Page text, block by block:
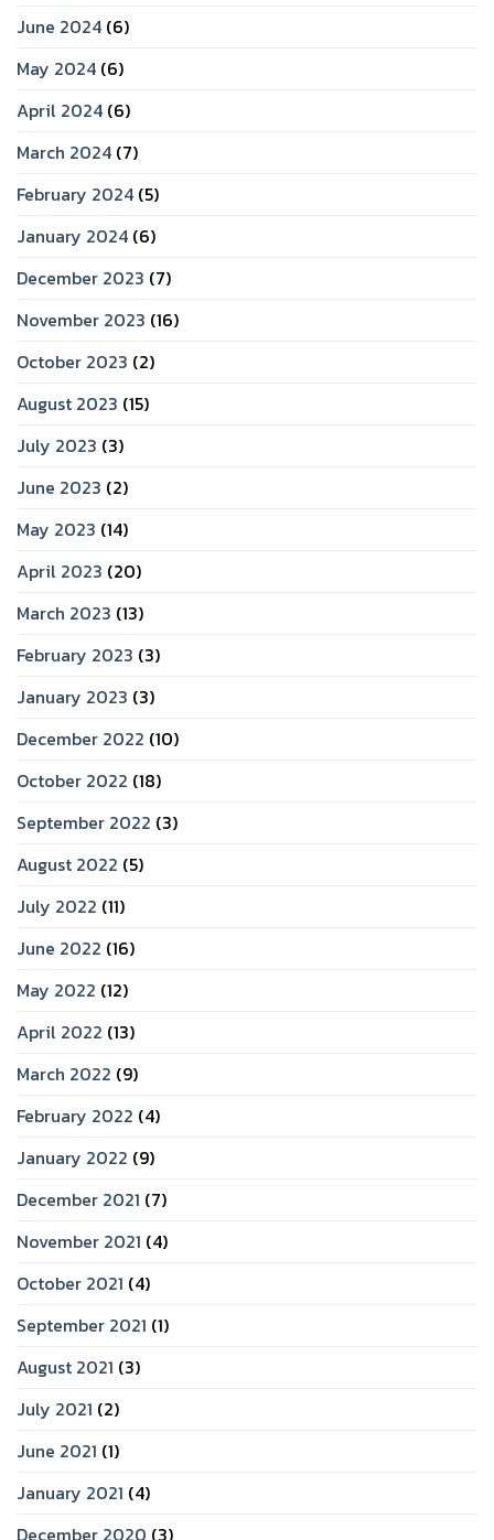
June 2024 (6)
May 2024 (6)
April 2024 (6)
March 2024 (7)
February 2024 (5)
January 2024 (6)
December 2023 (7)
November 2023 (16)
October 2023 (2)
August 2023 (15)
July 2023 (3)
June 2023 (2)
May 2023 (14)
April 2023 (20)
March 2023 (13)
February 2023 (3)
January 2023 (3)
December 2022 (10)
October 2022 (18)
September 2022 (3)
August 2022 (5)
July 2022 (11)
June 2022 (16)
May 2022 (12)
April 2022 (13)
March 2022 (9)
February 2022 (4)
January 2022 (9)
December 2021 (7)
November 2021 (4)
October 2021 (4)
September 2021 (1)
August 2021 (3)
July 2021 (2)
June 2021 (1)
January 2021 (4)
December 2020 (3)